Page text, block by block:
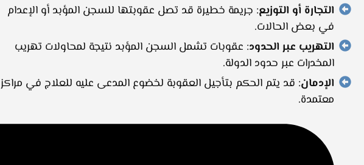
التجارة أو التوزيع: جريمة خطيرة قد تصل عقوبتها للسجن المؤبد أو الإعدام
في بعض الحالات.
التهريب عبر الحدود: عقوبات تشمل السجن المؤبد نتيجة لمحاولات تهريب
المخدرات عبر حدود الدولة.
الإدمان: قد يتم الحكم بتأجيل العقوبة لخضوع المدعى عليه للعلاج في مراكز
معتمدة.